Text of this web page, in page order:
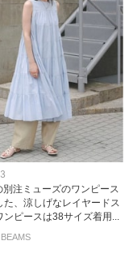
別注ミューズのワンピース
た、涼しげなレイヤードス
ンピースは38サイズ着用...